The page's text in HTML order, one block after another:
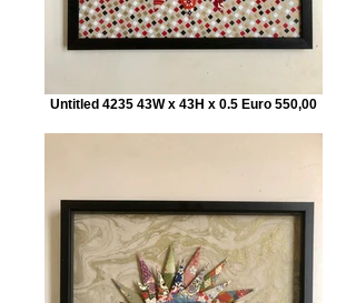
Untitled 4235 43W x 43H x 0.5 Euro 550,00